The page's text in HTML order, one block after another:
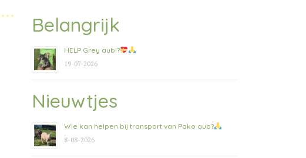
Belangrijk
HELP Grey aub!?
19-07-2026
Nieuwtjes
Wie kan helpen bij transport van Pako aub?
8-08-2026